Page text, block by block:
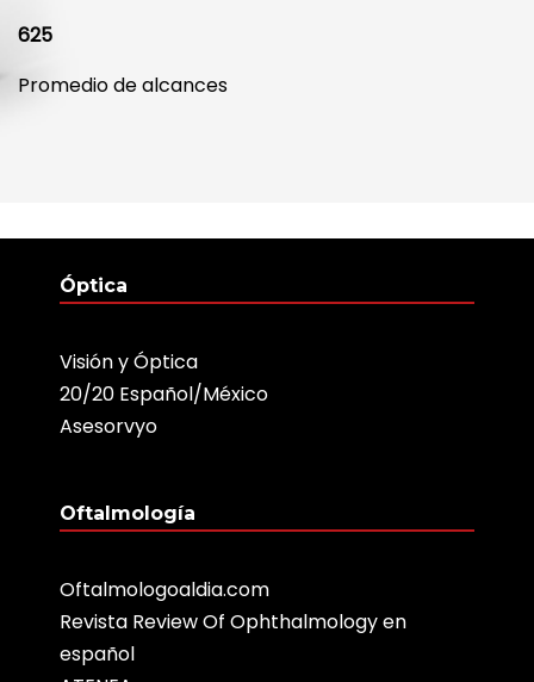
625
Promedio de alcances
Óptica
Visión y Óptica
20/20 Español/México
Asesorvyo
Oftalmología
Oftalmologoaldia.com
Revista Review Of Ophthalmology en
español